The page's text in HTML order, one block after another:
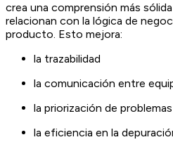
crea una comprensión más
relacionan con la lógica de
producto. Esto mejora:
la trazabilidad
la comunicación entre
la priorización de problemas
la eficiencia en la